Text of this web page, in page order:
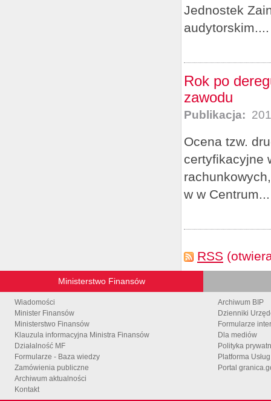
Jednostek
audytorskim....
Rok po
zawodu
Publikacja:
Ocena tzw.
certyfikacyjne
w w Centrum...
RSS
Ministerstwo Finansów
Wiadomości
Minister Finansów
Ministerstwo Finansów
Klauzula informacyjna Ministra Finansów
Działalność MF
Formularze - Baza wiedzy
Zamówienia publiczne
Archiwum aktualności
Kontakt
Archiwum BIP
Dzienniki
Formularze
Dla mediów
Polityka
Platforma
Portal